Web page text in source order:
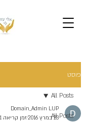
פוסט
All Posts
All Posts
Domain_Admin LUP
23 במרץ 2016
זמן קריאה 1 דקות